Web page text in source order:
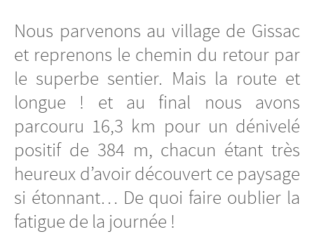
Nous parvenons au village de Gissac
et reprenons le chemin du retour par
le superbe sentier. Mais la route et
longue ! et au final nous avons
parcouru 16,3 km pour un dénivelé
positif de 384 m, chacun étant très
heureux d’avoir découvert ce paysage
si étonnant… De quoi faire oublier la
fatigue de la journée !